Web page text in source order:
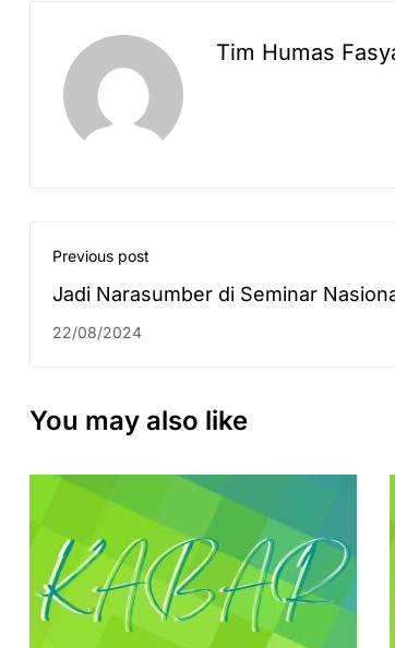
Tim Humas
Previous post
Jadi Narasumber di Seminar
Istinbat Hukum Islam, Dr. K.H. Ulil
22/08/2024
You may also like